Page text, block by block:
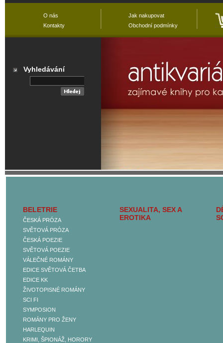
BELETRIE
ČESKÁ PRÓZA
SVĚTOVÁ PRÓZA
ČESKÁ POEZIE
SVĚTOVÁ POEZIE
VÁLEČNÉ ROMÁNY
EDICE SVĚTOVÁ ČETBA
EDICE KK
ŽIVOTOPISNÉ ROMÁNY
SCI FI
SYMPOSION
ROMÁNY PRO ŽENY
HARLEQUIN
KRIMI, ŠPIONÁŽ, HORORY
SEXUALITA, SEX A
EROTIKA
Hlavní kategorie
BELETRIE
ČESKÁ PRÓZA
SVĚTOVÁ PRÓZA
ČESKÁ POEZIE
VÁLEČNÉ ROMÁNY
EDICE KK
SCI FI
O nás
Kontakty
Jak nakupovat
Obchodní podmínky
Vyhledávání